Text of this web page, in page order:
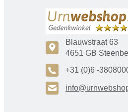
c
Blauwstraat 63
4651 GB
A +31 (0)6 -
H